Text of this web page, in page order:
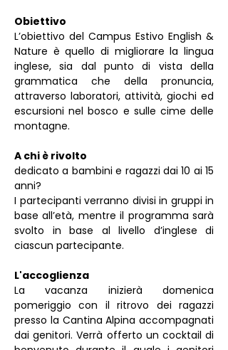
Obiettivo
L’obiettivo del Campus Estivo English &
Nature è quello di migliorare la lingua
inglese, sia dal punto di vista della
grammatica che della pronuncia,
attraverso laboratori, attività, giochi ed
escursioni nel bosco e sulle cime delle
montagne.
A chi è rivolto
dedicato a bambini e ragazzi dai 10 ai 15
anni?
I partecipanti verranno divisi in gruppi in
base all’età, mentre il programma sarà
svolto in base al livello d’inglese di
ciascun partecipante.
L'accoglienza
La vacanza inizierà domenica
pomeriggio con il ritrovo dei ragazzi
presso la Cantina Alpina accompagnati
dai genitori. Verrà offerto un cocktail di